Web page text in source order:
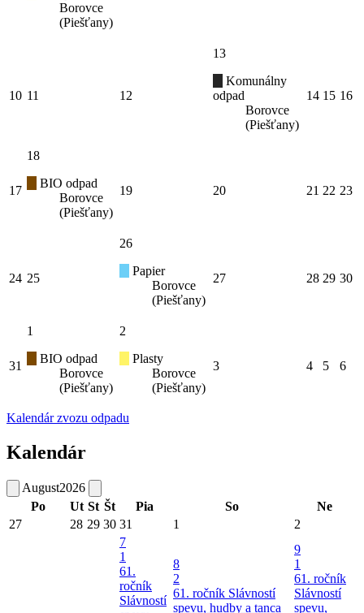
Borovce
(Piešťany)
10 11 12
13
Komunálny
odpad
Borovce
(Piešťany)
14 15 16
17
18
BIO odpad
Borovce
(Piešťany)
19 20 21 22 23
24 25
26
Papier
Borovce
(Piešťany)
27 28 29 30
31
1
BIO odpad
Borovce
(Piešťany)
2
Plasty
Borovce
(Piešťany)
3 4 5 6
Kalendár zvozu odpadu
Kalendár
August2026
Po
Ut St Št Pia So
Ne
27
28 29 30 31 1 2
7
1
61.
ročník
Slávností
8
2
61. ročník Slávností
spevu, hudby a tanca
9
1
61. ročník
Slávností
spevu,